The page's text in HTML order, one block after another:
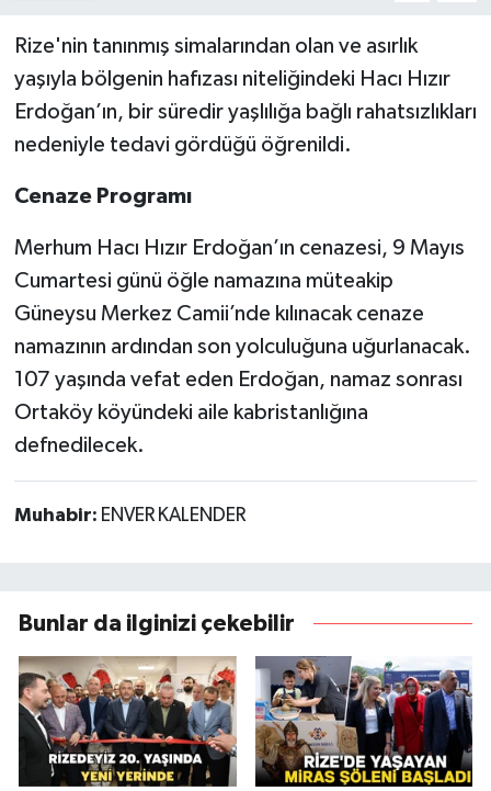
Rize'nin tanınmış simalarından olan ve asırlık
yaşıyla bölgenin hafızası niteliğindeki Hacı Hızır
Erdoğan’ın, bir süredir yaşlılığa bağlı rahatsızlıkları
nedeniyle tedavi gördüğü öğrenildi.
Cenaze Programı
Merhum Hacı Hızır Erdoğan’ın cenazesi, 9 Mayıs
Cumartesi günü öğle namazına müteakip
Güneysu Merkez Camii’nde kılınacak cenaze
namazının ardından son yolculuğuna uğurlanacak.
107 yaşında vefat eden Erdoğan, namaz sonrası
Ortaköy köyündeki aile kabristanlığına
defnedilecek.
Muhabir: ENVER KALENDER
Bunlar da ilginizi çekebilir